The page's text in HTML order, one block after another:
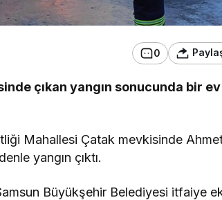
0
çıkan yangın sonucunda bir
Mahallesi Çatak mevkisinde
yangın çıktı.
Büyükşehir Belediyesi itfaiye